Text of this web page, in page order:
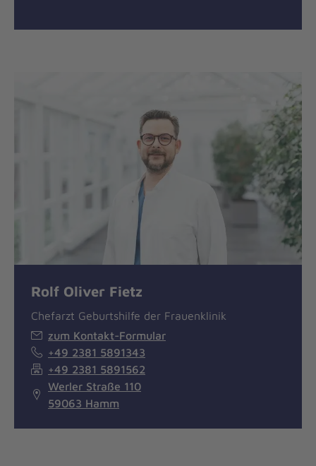
Rolf Oliver Fietz
Chefarzt Geburtshilfe der Frauenklinik
zum Kontakt-Formular
+49 2381 5891343
+49 2381 5891562
Werler Straße 110
59063 Hamm